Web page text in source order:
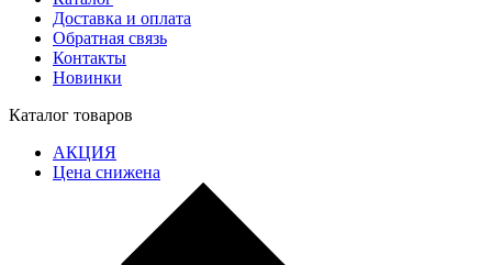
Доставка и оплата
Обратная связь
Контакты
Новинки
Каталог товаров
АКЦИЯ
Цена снижена